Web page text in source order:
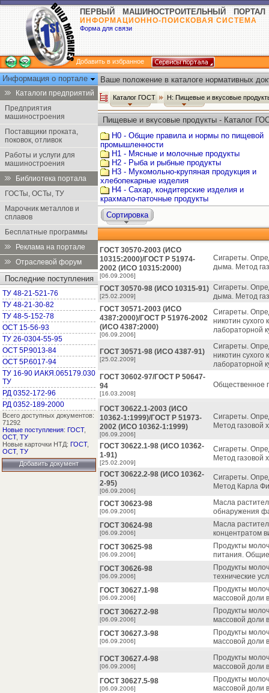
ПЕРВЫЙ МАШИНОСТРОИТЕЛЬНЫЙ ПОРТАЛ
ИНФОРМАЦИОННО-ПОИСКОВАЯ СИСТЕМА
Форма для связи
Добавить в избранное
Информация о портале
Каталоги предприятий
Предприятия
машиностроения
Поставщики проката,
поковок, отливок
Работы и услуги для
машиностроения
Библиотека портала
ГОСТы, ОСТы, ТУ
Марочник металлов и
сплавов
Бесплатные программы
Реклама на портале
Отраслевой форум
Последние поступления
ТУ 48-21-521-76
ТУ 48-21-30-82
ТУ 48-5-152-78
ОСТ 15-56-93
ТУ 26-0304-55-95
ОСТ 5Р.9013-84
ОСТ 5Р.6017-94
ТУ 16-90 ИАКЯ.065179.030
ТУ
РД 0352-172-96
РД 0352-189-2000
Всего доступных документов:
71292
Новые поступления: ГОСТ,
ОСТ, ТУ
Новые карточки НТД: ГОСТ,
ОСТ, ТУ
Добавить документ
Ваше положение в каталоге нормативных
Каталог ГОСТ Н: Пищевые и вкусовые
Пищевые и вкусовые продукты - Каталог
Н0 - Общие правила и нормы по пищевой
промышленности
Н1 - Мясные и молочные продукты
Н2 - Рыба и рыбные продукты
Н3 - Мукомольно-крупяная продукция и
хлебопекарные изделия
Н4 - Сахар, кондитерские изделия и
крахмало-паточные продукты
Сортировка
ГОСТ 30570-2003 (ИСО
10315:2000)/ГОСТ Р 51974-
2002 (ИСО 10315:2000)
[06.09.2006]
Сигареты.
дыма. Метод
ГОСТ 30570-98 (ИСО 10315-91)
[25.02.2009]
Сигареты.
дыма. Метод
ГОСТ 30571-2003 (ИСО
4387:2000)/ГОСТ Р 51976-2002
(ИСО 4387:2000)
[06.09.2006]
Сигареты.
никотин
лабораторной
ГОСТ 30571-98 (ИСО 4387-91)
[25.02.2009]
Сигареты.
никотин
лабораторной
ГОСТ 30602-97/ГОСТ Р 50647-
94
[16.03.2008]
Общественное
ГОСТ 30622.1-2003 (ИСО
10362-1:1999)/ГОСТ Р 51973-
2002 (ИСО 10362-1:1999)
[06.09.2006]
Сигареты.
Метод газовой
ГОСТ 30622.1-98 (ИСО 10362-
1-91)
[25.02.2009]
Сигареты.
Метод газовой
ГОСТ 30622.2-98 (ИСО 10362-
2-95)
[06.09.2006]
Сигареты.
Метод Карла
ГОСТ 30623-98
[06.09.2006]
Масла
обнаружения
ГОСТ 30624-98
[06.09.2006]
Масла
концентратом
ГОСТ 30625-98
[06.09.2006]
Продукты
питания. Общие
ГОСТ 30626-98
[06.09.2006]
Продукты
технические
ГОСТ 30627.1-98
[06.09.2006]
Продукты
массовой доли
ГОСТ 30627.2-98
[06.09.2006]
Продукты
массовой доли
ГОСТ 30627.3-98
[06.09.2006]
Продукты
массовой доли
ГОСТ 30627.4-98
[06.09.2006]
Продукты
массовой доли
ГОСТ 30627.5-98
[06.09.2006]
Продукты
массовой доли